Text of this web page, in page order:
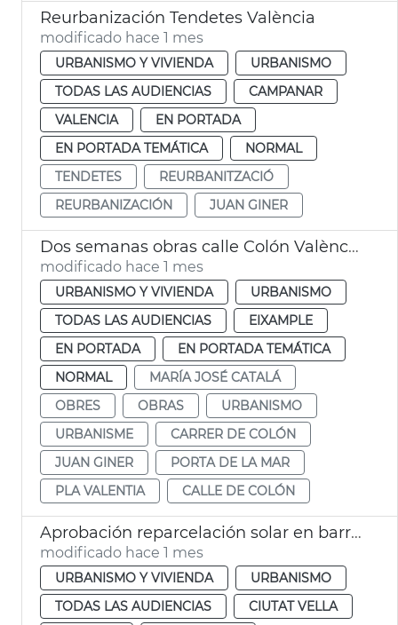
Reurbanización Tendetes València
modificado hace 1 mes
URBANISMO Y VIVIENDA
URBANISMO
TODAS LAS AUDIENCIAS
CAMPANAR
VALENCIA
EN PORTADA
EN PORTADA TEMÁTICA
NORMAL
TENDETES
REURBANITZACIÓ
REURBANIZACIÓN
JUAN GINER
Dos semanas obras calle Colón València
modificado hace 1 mes
URBANISMO Y VIVIENDA
URBANISMO
TODAS LAS AUDIENCIAS
EIXAMPLE
EN PORTADA
EN PORTADA TEMÁTICA
NORMAL
MARÍA JOSÉ CATALÁ
OBRES
OBRAS
URBANISMO
URBANISME
CARRER DE COLÓN
JUAN GINER
PORTA DE LA MAR
PLA VALENTIA
CALLE DE COLÓN
Aprobación reparcelación solar en barrio Velluters
modificado hace 1 mes
URBANISMO Y VIVIENDA
URBANISMO
TODAS LAS AUDIENCIAS
CIUTAT VELLA